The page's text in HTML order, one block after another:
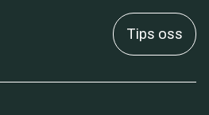
Tips oss